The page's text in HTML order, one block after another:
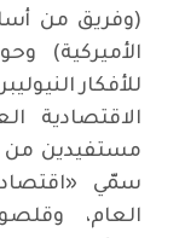
(وفريق من
الأميركية)
للأفكار
الاقتصادية
مستفيدين من
سمّي
العام،